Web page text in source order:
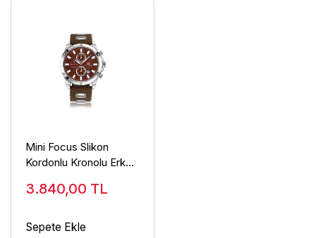
Mini Focus Slikon
Kordonlu Kronolu Erkek
3.840,00 TL
Sepete Ekle